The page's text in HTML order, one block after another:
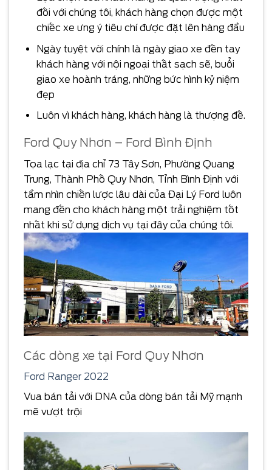
đối với chúng tôi, khách hàng chọn được một
chiếc xe ưng ý tiêu chí được đặt lên hàng đầu
Ngày tuyệt vời chính là ngày giao xe đến tay
khách hàng với nội ngoại thất sạch sẽ, buổi
giao xe hoành tráng, những bức hình kỷ niệm
đẹp
Luôn vì khách hàng, khách hàng là thượng đế.
Ford Quy Nhơn – Ford Bình Định
Tọa lạc tại địa chỉ 73 Tây Sơn, Phường Quang
Trung, Thành Phố Quy Nhơn, Tỉnh Bình Định với
tầm nhìn chiến lược lâu dài của Đại Lý Ford luôn
mang đến cho khách hàng một trải nghiệm tốt
nhất khi sử dụng dịch vụ tại đây của chúng tôi.
Các dòng xe tại Ford Quy Nhơn
Ford Ranger 2022
Vua bán tải với DNA của dòng bán tải Mỹ mạnh
mẽ vượt trội